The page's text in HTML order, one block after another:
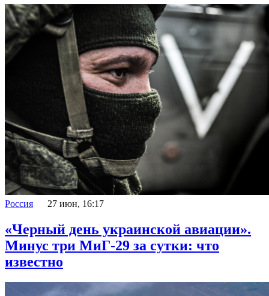
Россия 27 июн, 16:17
«Черный день украинской авиации».
Минус три МиГ-29 за сутки: что
известно